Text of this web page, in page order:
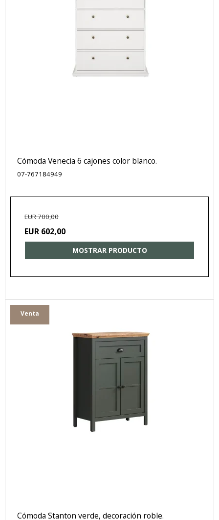
Cómoda Venecia 6 cajones color blanco.
07-767184949
EUR 700,00
EUR 602,00
MOSTRAR PRODUCTO
Venta
Cómoda Stanton verde, decoración roble.